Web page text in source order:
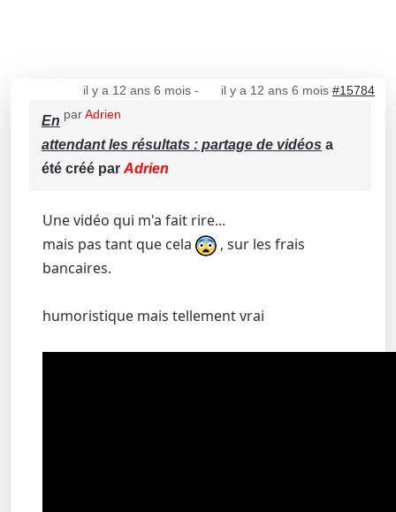
il y a 12 ans 6 mois- il y a 12 ans 6 mois #15784
parAdrien
En
attendant les résultats : partage de vidéos a
été créé par Adrien
Une vidéo qui m'a fait rire...
mais pas tant que cela
, sur les frais
bancaires.
humoristique mais tellement vrai